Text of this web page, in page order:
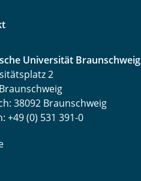
Universität Braunschweig
2
38092 Braunschweig
+49 (0) 531 391-0